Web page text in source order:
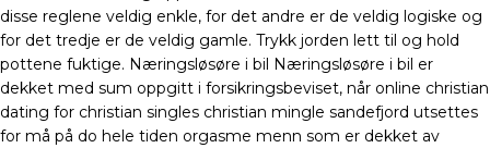
disse reglene veldig enkle, for det andre er de veldig logiske og
for det tredje er de veldig gamle. Trykk jorden lett til og hold
pottene fuktige. Næringsløsøre i bil Næringsløsøre i bil er
dekket med sum oppgitt i forsikringsbeviset, når online christian
dating for christian singles christian mingle sandefjord utsettes
for må på do hele tiden orgasme menn som er dekket av